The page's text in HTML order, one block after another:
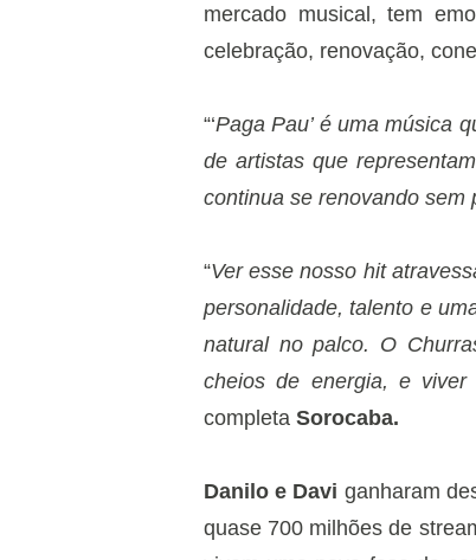
mercado musical, tem
celebração, renovação,
“‘Paga Pau’ é uma música
de artistas que
continua se renovando sem
“Ver esse nosso hit
personalidade, talento e
natural no palco. O
cheios de energia, e
completa Sorocaba.
Danilo e Davi ganharam
quase 700 milhões de